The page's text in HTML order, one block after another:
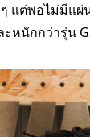
ๆ แต่พอไม่มีแ
ะหนักกว่ารุ่น